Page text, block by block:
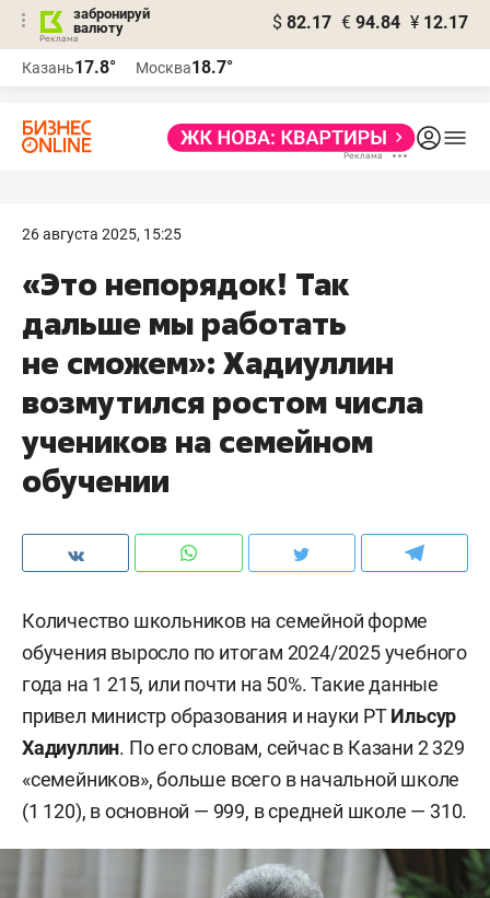
забронируй
валюту
$ 82.17 € 94.84 ¥ 12.17
Казань17.8° Москва18.7°
26 августа 2025, 15:25
«Это непорядок! Так
дальше мы работать
не сможем»: Хадиуллин
возмутился ростом числа
учеников на семейном
обучении
Количество школьников на семейной форме
обучения выросло по итогам 2024/2025 учебного
года на 1 215, или почти на 50%. Такие данные
привел министр образования и науки РТИльсур
Хадиуллин. По его словам, сейчас в Казани 2 329
«семейников», больше всего в начальной школе
(1 120), в основной — 999, в средней школе — 310.